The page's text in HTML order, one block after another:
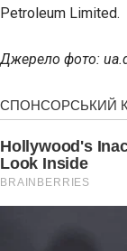
Petroleum Limited.
Джерело фото: